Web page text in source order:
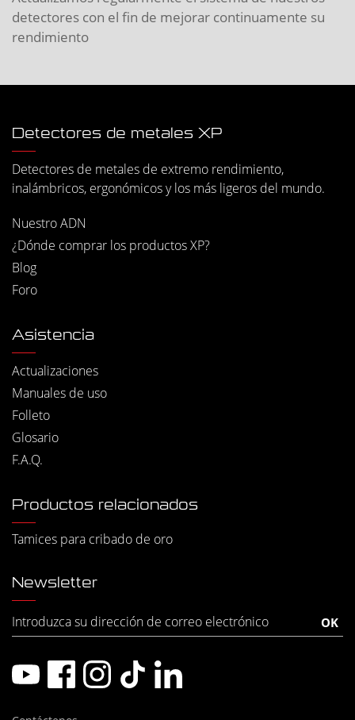
detectores con el fin de mejorar continuamente su
rendimiento
Detectores de metales XP
Detectores de metales de extremo rendimiento,
inalámbricos, ergonómicos y los más ligeros del mundo.
Nuestro ADN
¿Dónde comprar los productos XP?
Blog
Foro
Asistencia
Actualizaciones
Manuales de uso
Folleto
Glosario
F.A.Q.
Productos relacionados
Tamices para cribado de oro
Newsletter